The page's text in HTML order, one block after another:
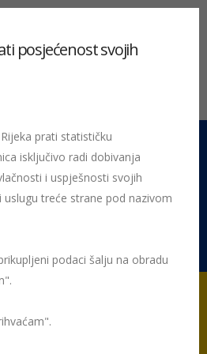
posjećenost svojih
prati statističku
isključivo radi dobivanja
i uspješnosti svojih
treće strane pod nazivom
podaci šalju na obradu